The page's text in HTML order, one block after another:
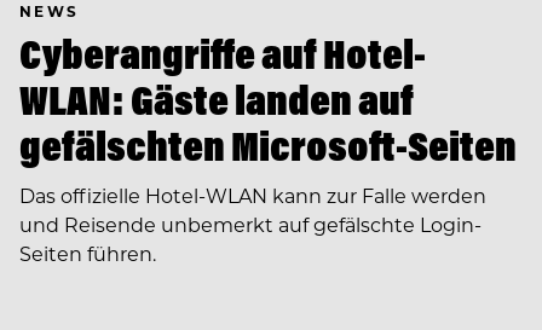
NEWS
Cyberangriffe auf Hotel-
WLAN: Gäste landen auf
gefälschten Microsoft-Seiten
Das offizielle Hotel-WLAN kann zur Falle werden
und Reisende unbemerkt auf gefälschte Login-
Seiten führen.